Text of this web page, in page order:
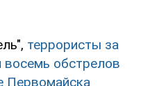
террористы за
обстрелов
Первомайска